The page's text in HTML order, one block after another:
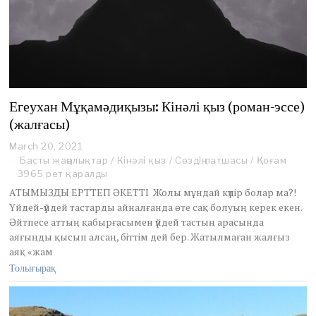
Егеухан Мұқамәдиқызы: Кінәлі қыз (роман-эссе)
(жалғасы)
March 20, 2021
a
r
h
2
2
,
1
Басты жаңалықтар / Кінәлі қыз / Сөздің патшасы / Қоғам
3965 рет қаралды
АТЫМЫЗДЫ ЕРТТЕП ӘКЕТТІ Жолы мұндай күдір болар ма?!
Үйдей-үйдей тастарды айналғанда өте сақ болуың керек екен.
Әйтпесе аттың қабырғасымен үйдей тастың арасында
аяғыңды қысып алсаң, біттім дей бер. Жатылмаған жалғыз
аяқ «жам
Толығырақ